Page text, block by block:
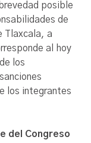
posible
de
Tlaxcala, a
al hoy
los
los integrantes
del Congreso